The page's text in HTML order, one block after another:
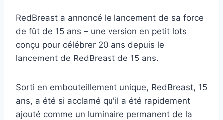
RedBreast a annoncé le lancement de sa force
de fût de 15 ans – une version en petit lots
conçu pour célébrer 20 ans depuis le
lancement de RedBreast de 15 ans.
Sorti en embouteillement unique, RedBreast, 15
ans, a été si acclamé qu'il a été rapidement
ajouté comme un luminaire permanent de la